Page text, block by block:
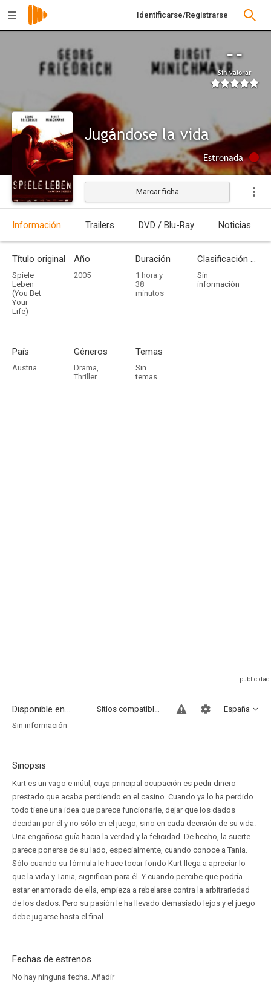
Identificarse/Registrarse
--
Sin valorar
Jugándose la vida
Estrenada
Marcar ficha
Información Trailers DVD / Blu-Ray Noticias
Título original
Spiele
Leben
(You Bet
Your
Life)
Año
2005
Duración
1 hora y
38
minutos
Clasificación por edades
Sin
información
País
Austria
Géneros
Drama,
Thriller
Temas
Sin
temas
Disponible en... España
Sitios compatibles
Sin información
Sinopsis
Kurt es un vago e inútil, cuya principal ocupación es pedir dinero
prestado que acaba perdiendo en el casino. Cuando ya lo ha perdido
todo tiene una idea que parece funcionarle, dejar que los dados
decidan por él y no sólo en el juego, sino en cada decisión de su vida.
Una engañosa guía hacia la verdad y la felicidad. De hecho, la suerte
parece ponerse de su lado, especialmente, cuando conoce a Tania.
Sólo cuando su fórmula le hace tocar fondo Kurt llega a apreciar lo
que la vida y Tania, significan para él. Y cuando percibe que podría
estar enamorado de ella, empieza a rebelarse contra la arbitrariedad
de los dados. Pero su pasión le ha llevado demasiado lejos y el juego
debe jugarse hasta el final.
Fechas de estrenos
No hay ninguna fecha. Añadir